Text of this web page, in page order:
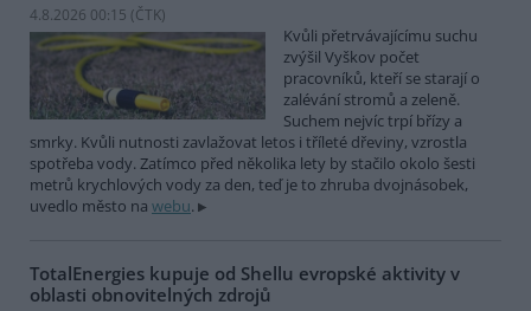
4.8.2026 00:15 (ČTK)
Kvůli přetrvávajícímu suchu
zvýšil Vyškov počet
pracovníků, kteří se starají o
zalévání stromů a zeleně.
Suchem nejvíc trpí břízy a
smrky. Kvůli nutnosti zavlažovat letos i tříleté dřeviny, vzrostla
spotřeba vody. Zatímco před několika lety by stačilo okolo šesti
metrů krychlových vody za den, teď je to zhruba dvojnásobek,
uvedlo město na webu.
TotalEnergies kupuje od Shellu evropské aktivity v
oblasti obnovitelných zdrojů